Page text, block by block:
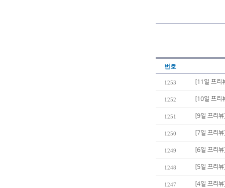
번호
1253 [11일 프리
1252 [10일 프리
1251 [9일 프리
1250 [7일 프리
1249 [6일 프리
1248 [5일 프리
1247 [4일 프리